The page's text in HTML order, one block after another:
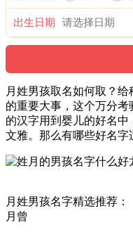
出生日期
月姓男孩取名如何取？给
的重要大事，这个万分
的汉字用到婴儿的好名
文雅。那么有哪些好名字
月姓男孩名字精选推荐：
月曾